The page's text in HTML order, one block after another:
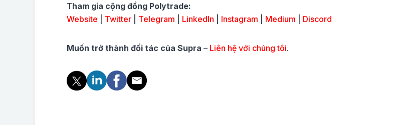
Tham gia cộng đồng Polytrade:
Website
Twitter Telegram LinkedIn Instagram Medium Discord
Muốn trở thành đối tác của Supra – Liên hệ với chúng tôi.